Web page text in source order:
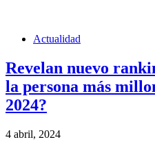
Actualidad
Revelan nuevo
la persona más
2024?
4 abril, 2024